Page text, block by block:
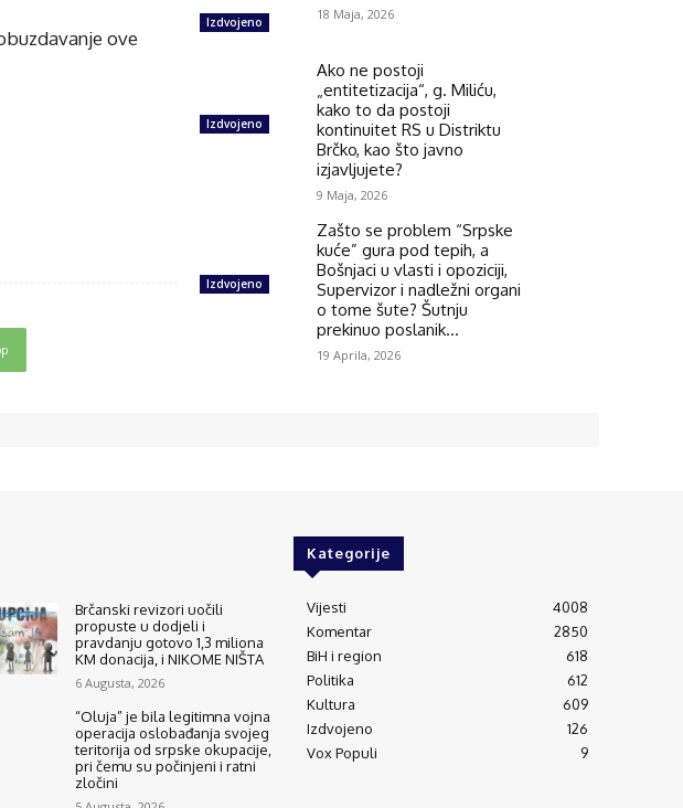
ove
Izdvojeno 18 Maja, 2026
Izdvojeno
Ako ne postoji
„entitetizacija“, g. Miliću,
kako to da postoji
kontinuitet RS u Distriktu
Brčko, kao što javno
izjavljujete?
9 Maja, 2026
Izdvojeno
Zašto se problem “Srpske
kuće” gura pod tepih, a
Bošnjaci u vlasti i opoziciji,
Supervizor i nadležni organi
o tome šute? Šutnju
prekinuo poslanik...
19 Aprila, 2026
Brčanski revizori uočili
propuste u dodjeli i
pravdanju gotovo 1,3 miliona
KM donacija, i NIKOME NIŠTA
6 Augusta, 2026
“Oluja” je bila legitimna vojna
operacija oslobađanja svojeg
teritorija od srpske okupacije,
pri čemu su počinjeni i ratni
zločini
Kategorije
Vijesti
4008
Komentar
2850
BiH i region
618
Politika
612
Kultura
609
Izdvojeno
126
Vox Populi
9